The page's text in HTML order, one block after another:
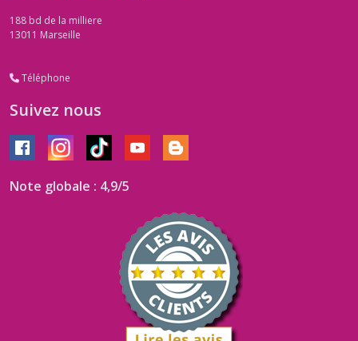
188 bd de la milliere
13011 Marseille
Téléphone
Suivez nous
Note globale : 4,9/5